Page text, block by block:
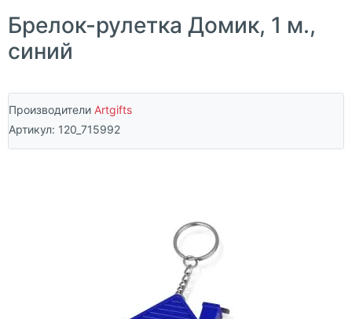
Брелок-рулетка Домик, 1 м.,
синий
Производители Artgifts
Артикул: 120_715992